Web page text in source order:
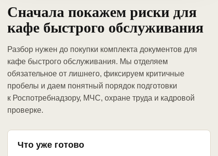
Сначала покажем риски для
кафе быстрого обслуживания
Разбор нужен до покупки комплекта документов для
кафе быстрого обслуживания. Мы отделяем
обязательное от лишнего, фиксируем критичные
пробелы и даем понятный порядок подготовки
к Роспотребнадзору, МЧС, охране труда и кадровой
проверке.
Что уже готово